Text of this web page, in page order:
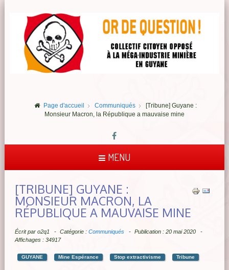
Page d'accueil Communiqués
[Tribune] Guyane :
Monsieur Macron, la République a mauvaise mine
MENU
[TRIBUNE] GUYANE :
MONSIEUR MACRON, LA
RÉPUBLIQUE A MAUVAISE MINE
Écrit par o2q1 Catégorie : Communiqués
Publication : 20 mai 2020
Affichages : 34917
GUYANE Mine Espérance Stop extractivisme Tribune